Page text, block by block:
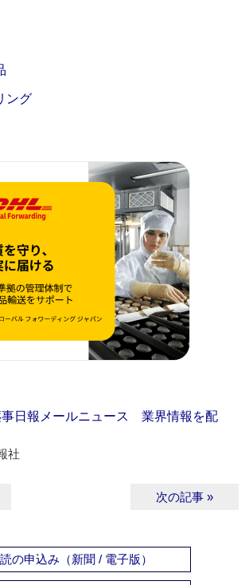
ング
日報メールニュース 業界情報を配
社
次の記事 »
の申込み（新聞 / 電子版）